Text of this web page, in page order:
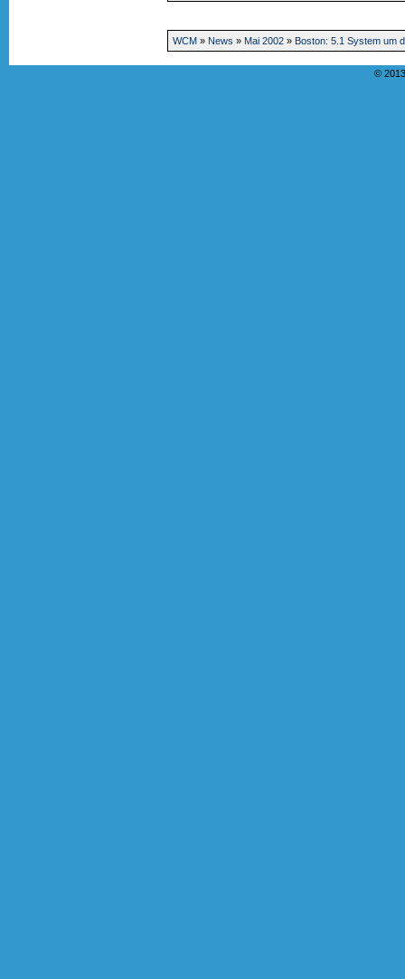
WCM » News » Mai 2002» Boston: 5.1 System um
©